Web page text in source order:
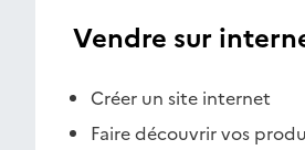
Vendre sur
Créer un site internet
Faire découvrir vos